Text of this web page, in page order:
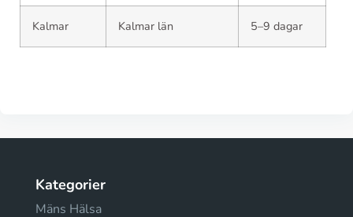
Kalmar Kalmar län 5–9 dagar
Kategorier
Mäns Hälsa